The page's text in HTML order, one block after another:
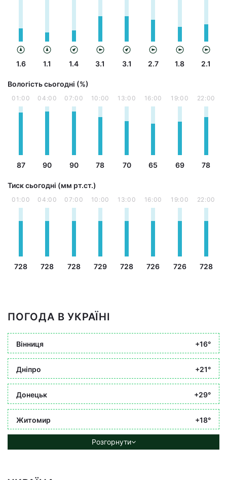
1.6 1.1 1.4 3.1 3.1 2.7 1.8 2.1
Вологість сьогодні (%)
01:00
87
04:00
90
07:00
90
10:00
78
13:00
70
16:00
65
19:00
69
22:00
78
Тиск сьогодні (мм рт.ст.)
01:00
728
04:00
728
07:00
728
10:00
729
13:00
728
16:00
726
19:00
726
22:00
728
ПОГОДА В УКРАЇНІ
Вінниця +16°
Дніпро +21°
Донецьк +29°
Житомир +18°
Розгорнути